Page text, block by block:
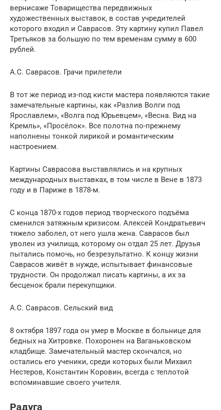
вернисаже Товарищества передвижных
художественных выставок, в состав учредителей
которого входил и Саврасов. Эту картину купил Павел
Третьяков за большую по тем временам сумму в 600
рублей.
А.С. Саврасов. Грачи прилетели
В тот же период из-под кисти мастера появляются такие
замечательные картины, как «Разлив Волги под
Ярославлем», «Волга под Юрьевцем», «Весна. Вид на
Кремль», «Просёлок». Все полотна по-прежнему
наполнены тонкой лирикой и романтическим
настроением.
Картины Саврасова выставлялись и на крупных
международных выставках, в том числе в Вене в 1873
году и в Париже в 1878-м.
С конца 1870-х годов период творческого подъёма
сменился затяжным кризисом. Алексей Кондратьевич
тяжело заболел, от него ушла жена. Саврасов был
уволен из училища, которому он отдал 25 лет. Друзья
пытались помочь, но безрезультатно. К концу жизни
Саврасов живёт в нужде, испытывает финансовые
трудности. Он продолжал писать картины, а их за
бесценок брали перекупщики.
А.С. Саврасов. Сельский вид
8 октября 1897 года он умер в Москве в больнице для
бедных на Хитровке. Похоронен на Ваганьковском
кладбище. Замечательный мастер скончался, но
остались его ученики, среди которых были Михаил
Нестеров, Константин Коровин, всегда с теплотой
вспоминавшие своего учителя.
Радуга